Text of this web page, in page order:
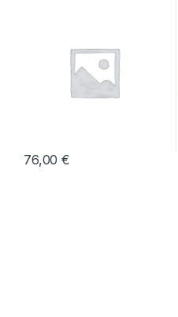
76,00€